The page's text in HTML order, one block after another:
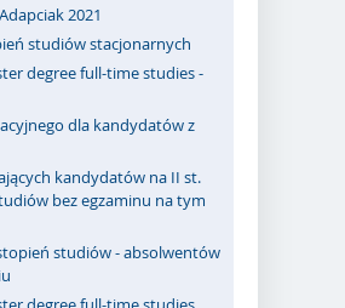
2021
studiów stacjonarnych
degree full-time studies -
dla kandydatów z
kandydatów na II st.
bez egzaminu na tym
studiów - absolwentów